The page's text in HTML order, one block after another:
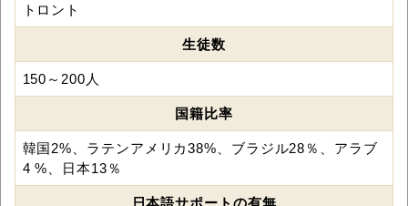
トロント
生徒数
150～200人
国籍比率
韓国2%、ラテンアメリカ38%、ブラジル28％、アラブ
4 %、日本13％
日本語サポートの有無